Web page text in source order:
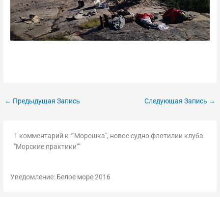
← Предыдущая Запись Следующая Запись →
1 комментарий к “"Морошка", новое судно флотилии клуба
"Морские практики"”
Уведомление: Белое море 2016